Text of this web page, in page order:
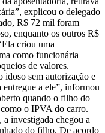
explicou o delegado
R$ 72 mil foram
enquanto os outros R$
criou uma
como funcionária
de valores.
idoso sem autorização e
entregue a ele”, informou
quando o filho do
como o IPVA do carro.
investigada chegou a
do filho. De acordo